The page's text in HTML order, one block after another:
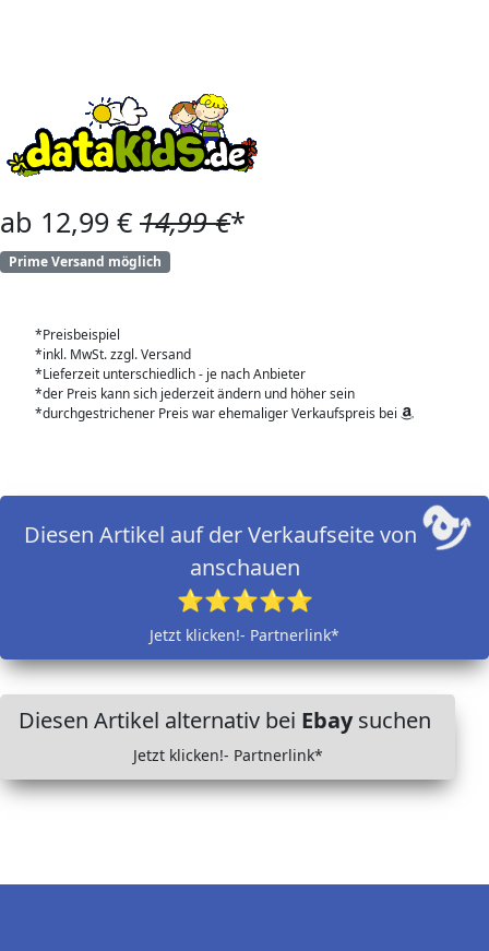
ab 12,99 € 14,99 €*
Prime Versand möglich
*Preisbeispiel
*inkl. MwSt. zzgl. Versand
*Lieferzeit unterschiedlich - je nach Anbieter
*der Preis kann sich jederzeit ändern und höher sein
*durchgestrichener Preis war ehemaliger Verkaufspreis bei
Diesen Artikel auf der Verkaufseite von
anschauen
⭐⭐⭐⭐⭐
Jetzt klicken!- Partnerlink*
Diesen Artikel alternativ bei Ebaysuchen
Jetzt klicken!- Partnerlink*